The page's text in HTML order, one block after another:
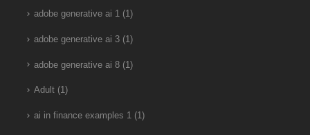
adobe generative ai 1(1)
adobe generative ai 3(1)
adobe generative ai 8(1)
Adult(1)
ai in finance examples 1(1)